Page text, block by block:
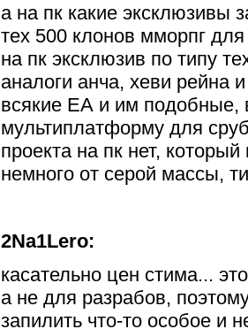
а на пк какие эксклюзивы
тех 500 клонов мморпг
на пк эксклюзив по типу
аналоги анча, хеви рейна
всякие ЕА и им подобные,
мультиплатформу для
проекта на пк нет,
немного от серой массы,
2Na1Lero:
касательно цен стима...
а не для разрабов,
запилить что-то особое и